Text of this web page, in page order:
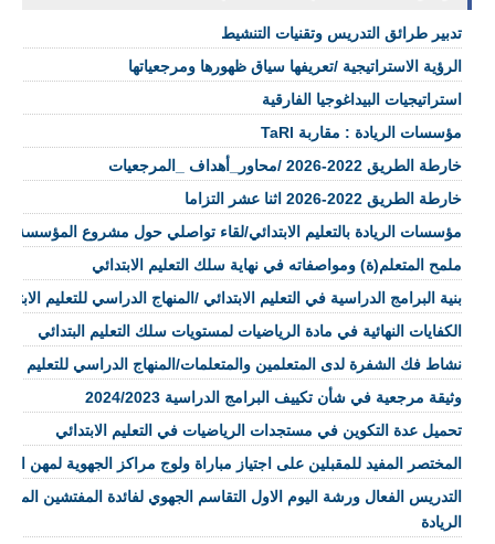
تدبير طرائق التدريس وتقنيات التنشيط
الرؤية الاستراتيجية /تعريفها سياق ظهورها ومرجعياتها
استراتيجيات البيداغوجيا الفارقية
مؤسسات الريادة : مقاربة TaRl
خارطة الطريق 2022-2026 /محاور_أهداف _المرجعيات
خارطة الطريق 2022-2026 اثنا عشر التزاما
مؤسسات الريادة بالتعليم الابتدائي/لقاء تواصلي حول مشروع
ملمح المتعلم(ة) ومواصفاته في نهاية سلك التعليم الابتدائي
بنية البرامج الدراسية في التعليم الابتدائي /المنهاج الدراسي للتعليم
الكفايات النهائية في مادة الرياضيات لمستويات سلك التعليم البتدائي
نشاط فك الشفرة لدى المتعلمين والمتعلمات/المنهاج الدراسي للتعليم
وثيقة مرجعية في شأن تكييف البرامج الدراسية 2024/2023
تحميل عدة التكوين في مستجدات الرياضيات في التعليم الابتدائي
المختصر المفيد للمقبلين على اجتياز مباراة ولوج مراكز الجهوية لمهن
التدريس الفعال ورشة اليوم الاول التقاسم الجهوي لفائدة المفتشين
الريادة